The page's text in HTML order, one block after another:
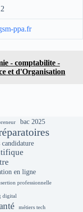
ppa.fr
- comptabilite -
et d'Organisation
bac 2025
candidature
en ligne
professionnelle
digital
métiers tech